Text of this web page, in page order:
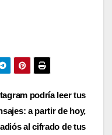
podría leer tus
a partir de hoy,
adiós al cifrado de tus